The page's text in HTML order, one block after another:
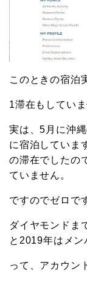
このときの宿泊
1滞在もしていま
実は、5月に沖
に宿泊していま
の滞在でしたの
ていません。
ですのでゼロで
ダイヤモンドま
と2019年はメン
って、アカウン